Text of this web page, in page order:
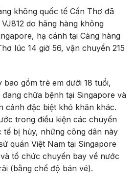
không quốc tế Cần Thơ đã
do hãng hàng không
hạ cánh tại Cảng hàng
lúc 14 giờ 56, vận chuyển 215
bao gồm trẻ em dưới 18 tuổi,
chữa bệnh tại Singapore và
cảnh đặc biệt khó khăn khác.
trong điều kiện các chuyến
tế bị hủy, những công dân này
quán Việt Nam tại Singapore
tổ chức chuyến bay về nước
(bằng chế độ bán vé).